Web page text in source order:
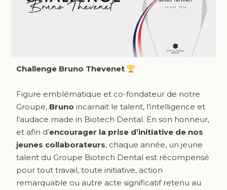
Challenge Bruno Thevenet
Figure emblématique et co-fondateur de notre
Groupe, Bruno incarnait le talent, l’intelligence et
l’audace made in Biotech Dental. En son honneur,
et afin d’encourager la prise d’initiative de nos
jeunes collaborateurs, chaque année, un jeune
talent du Groupe Biotech Dental est récompensé
pour tout travail, toute initiative, action
remarquable ou autre acte significatif retenu au